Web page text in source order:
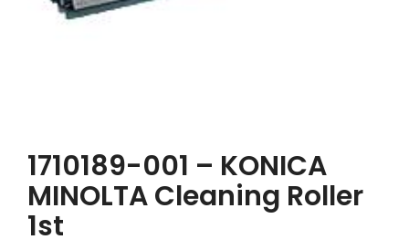
1710189-001 – KONICA
MINOLTA Cleaning Roller
1st